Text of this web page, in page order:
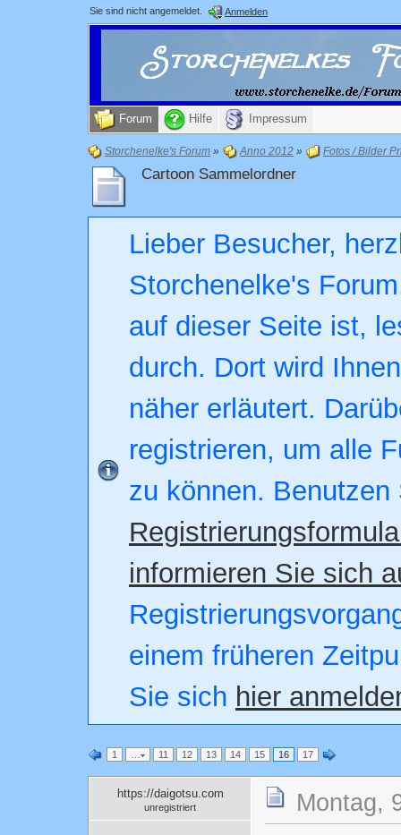
Sie sind nicht angemeldet. Anmelden
Forum Hilfe Impressum
Storchenelke's Forum » Anno 2012 » Fotos / Bilder
Cartoon Sammelordner
Lieber Besucher,
Storchenelke's
auf dieser Seite ist,
durch. Dort wird
näher erläutert.
registrieren, um alle
zu können. Benutzen
informieren Sie sich
einem früheren
Sie sich hier
1 … 11 12 13 14 15 16 17
https://daigotsu.com
unregistriert Montag,